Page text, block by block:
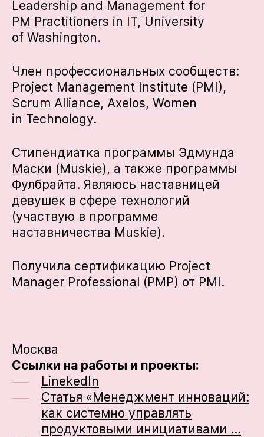
Leadership and Management for
PM Practitioners in IT, University
of Washington.
Член профессиональных сообществ:
Project Management Institute (PMI),
Scrum Alliance, Axelos, Women
in Technology.
Стипендиатка программы Эдмунда
Маски (Muskie), а также программы
Фулбрайта. Являюсь наставницей
девушек в сфере технологий
(участвую в программе
наставничества Muskie).
Получила сертификацию Project
Manager Professional (PMP) от PMI.
Москва
Ссылки на работы и проекты:
LinekedIn
Статья «Менеджмент инноваций:
как системно управлять
продуктовыми инициативами …